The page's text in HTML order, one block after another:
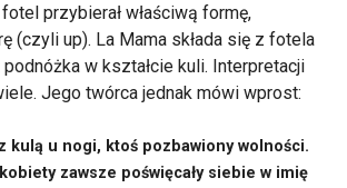
przybierał właściwą formę,
(czyli up). La Mama składa się z fotela
w kształcie kuli. Interpretacji
Jego twórca jednak mówi wprost:
kulą u nogi, ktoś pozbawiony wolności.
zawsze poświęcały siebie w imię